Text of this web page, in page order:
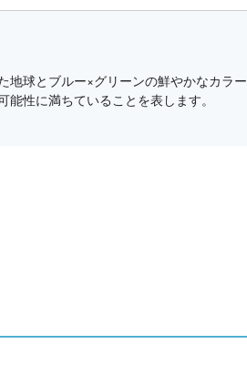
地球とブルー×グリーンの鮮やかなカラー
性に満ちていることを表します。